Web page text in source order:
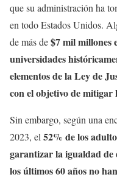
que su administración ha
en todo Estados Unidos.
de más de$7 mil millones
universidades
elementos de la Ley de
con el objetivo de
Sin embargo, según una
2023, el 52% de los
garantizar la igualdad de
los últimos 60 años no